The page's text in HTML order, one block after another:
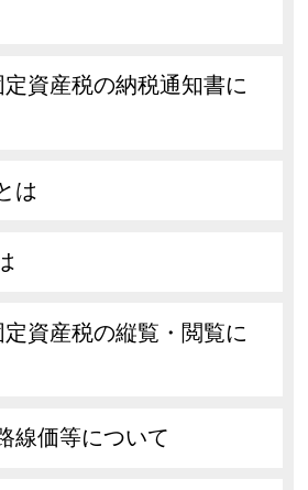
資産税の納税通知書に
は
資産税の縦覧・閲覧に
線価等について